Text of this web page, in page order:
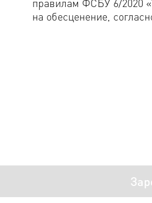
на обесценение,